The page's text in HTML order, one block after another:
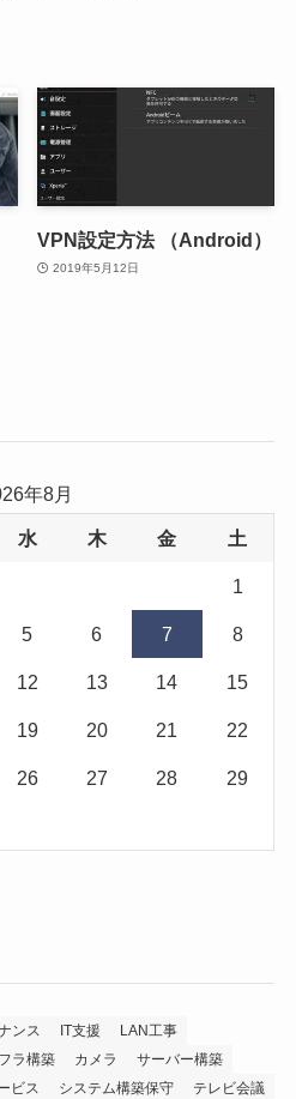
VPN設定方法 （Android）
2019年5月12日
年8月
水 木 金 土
1
5 6 7 8
12 13 14 15
19 20 21 22
26 27 28 29
ンス IT支援
LAN工事
ラ構築 カメラ
サーバー構築
ビス システム構築保守
テレビ会議